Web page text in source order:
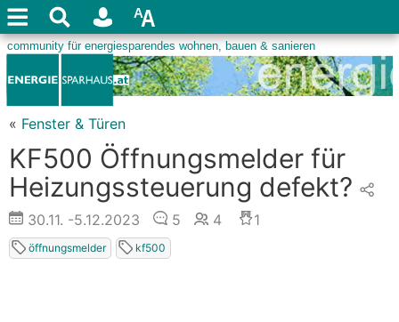
« Fenster & Türen
KF500 Öffnungsmelder für
Heizungssteuerung defekt?
30.11. -5.12.2023 5 4 1
öffnungsmelder kf500